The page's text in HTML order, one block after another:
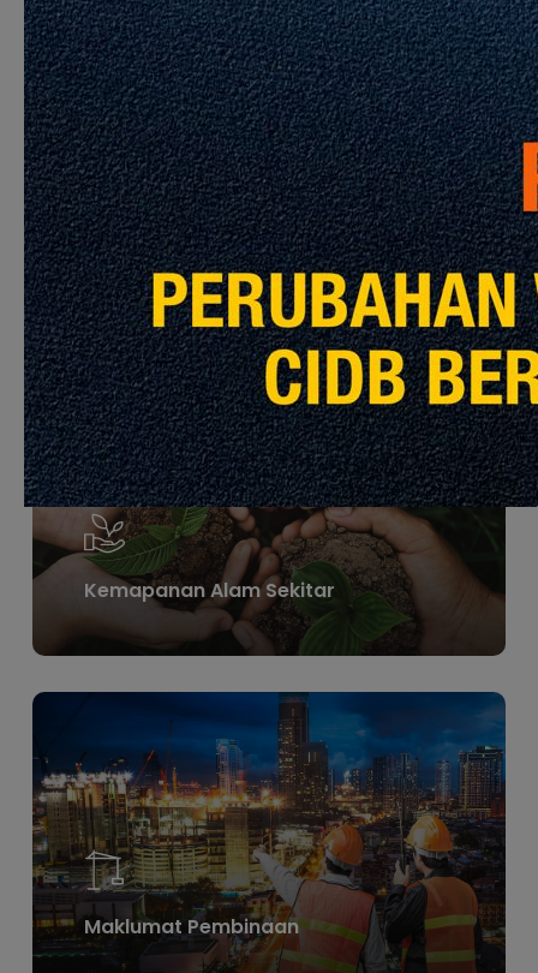
Kualiti
Learn
more
Kemapanan Alam Sekitar
Learn
more
Maklumat Pembinaan
Learn